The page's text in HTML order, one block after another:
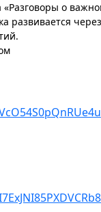
о
развивается